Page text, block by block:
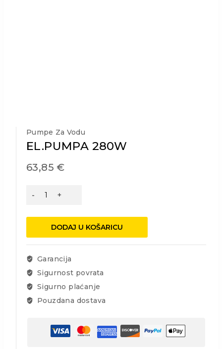
Pumpe Za Vodu
EL.PUMPA 280W
63,85 €
EL.PUMPA
DODAJ U KOŠARICU
Garancija
Sigurnost povrata
Sigurno plaćanje
Pouzdana dostava